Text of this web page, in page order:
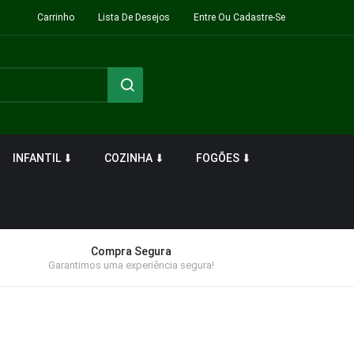
Carrinho Lista De Desejos Entre Ou Cadastre-Se
INFANTIL ⬇ COZINHA ⬇ FOGÕES ⬇
Compra Segura
Garantimos uma experiência segura!